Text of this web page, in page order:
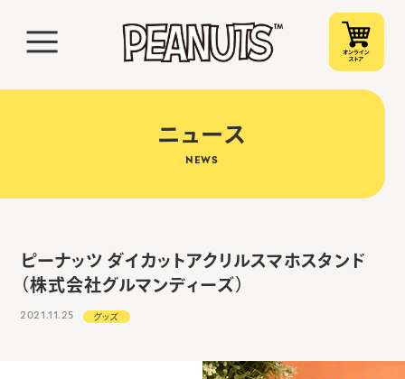
ニュース
NEWS
ピーナッツ ダイカットアクリルスマホスタンド
（株式会社グルマンディーズ）
2021.11.25 グッズ